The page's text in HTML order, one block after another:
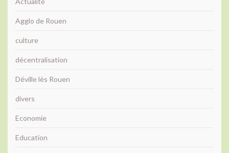
Agglo de Rouen
culture
décentralisation
Déville lès Rouen
divers
Economie
Education